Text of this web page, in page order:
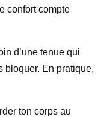
confort compte
d’une tenue qui
bloquer. En pratique,
ton corps au